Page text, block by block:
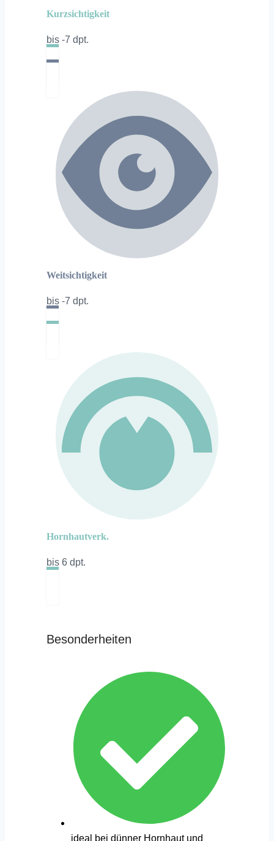
Kurzsichtigkeit
bis -7 dpt.
Weitsichtigkeit
bis -7 dpt.
Hornhautverk.
bis 6 dpt.
Besonderheiten
ideal bei dünner Hornhaut und